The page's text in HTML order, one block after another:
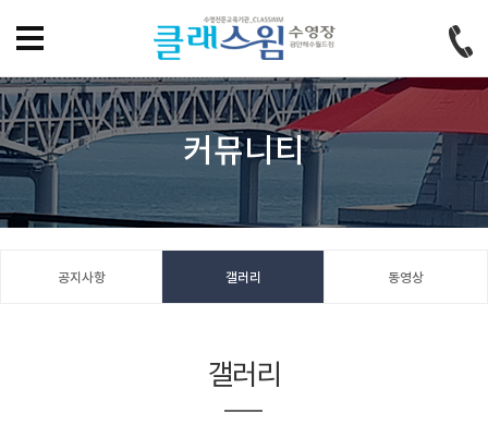
커뮤니티
공지사항 갤러리 동영상
갤러리